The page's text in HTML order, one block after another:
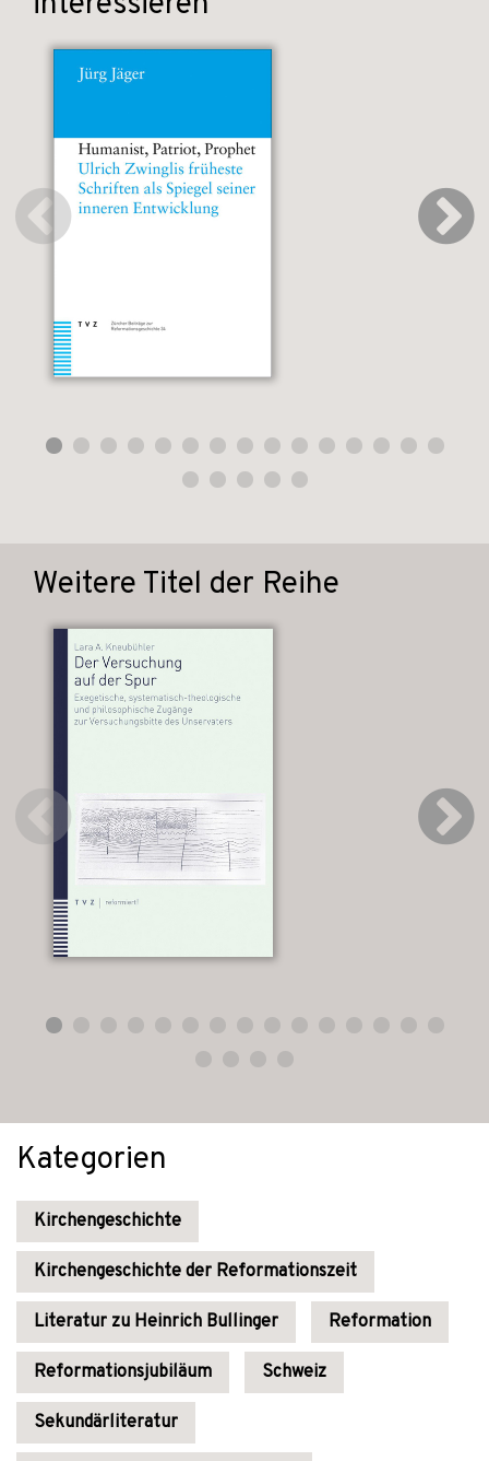
Weitere Titel der Reihe
Kategorien
Kirchengeschichte
Kirchengeschichte der Reformationszeit
Literatur zu Heinrich Bullinger Reformation
Reformationsjubiläum Schweiz
Sekundärliteratur